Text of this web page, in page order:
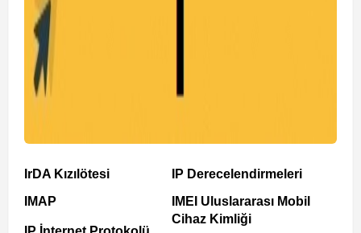
IrDA Kızılötesi
IMAP
IP Derecelendirmeleri
IMEI Uluslararası Mobil
Cihaz Kimliği